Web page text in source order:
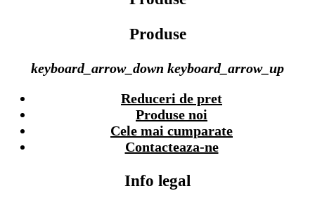
Produse
keyboard_arrow_down keyboard_arrow_up
Reduceri de pret
Produse noi
Cele mai cumparate
Contacteaza-ne
Info legal